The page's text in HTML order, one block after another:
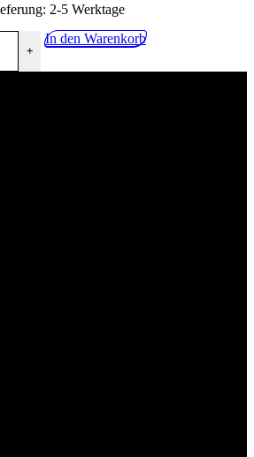
2-5 Werktage
weiß 10l Menge
+
In den Warenkorb